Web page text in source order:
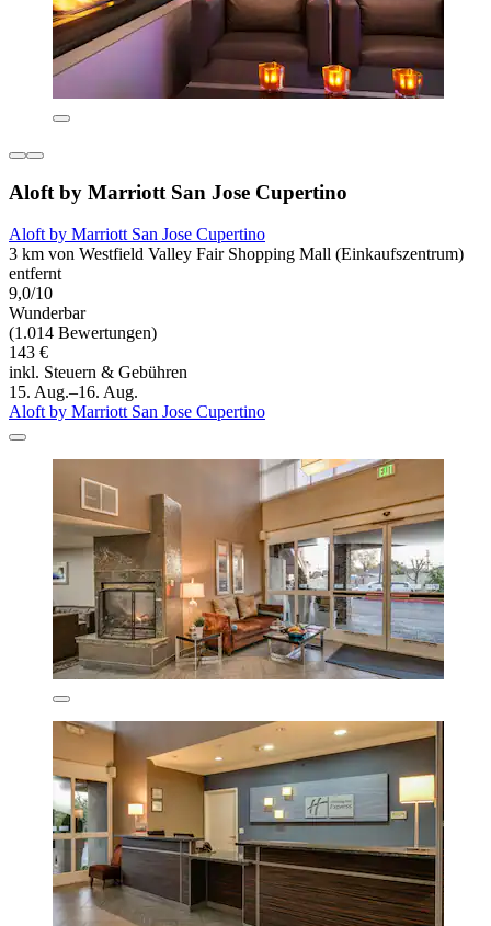
Aloft by Marriott San Jose Cupertino
Aloft by Marriott San Jose Cupertino
3 km von Westfield Valley Fair Shopping Mall (Einkaufszentrum)
entfernt
9,0/10
Wunderbar
(1.014 Bewertungen)
143 €
inkl. Steuern & Gebühren
15. Aug.–16. Aug.
Aloft by Marriott San Jose Cupertino